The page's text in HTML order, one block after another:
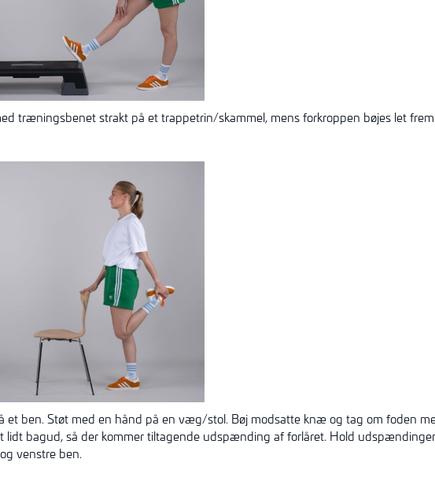
træningsbenet strakt på et trappetrin/skammel, mens forkroppen bøjes let
et ben. Støt med en hånd på en væg/stol. Bøj modsatte knæ og tag om foden
lidt bagud, så der kommer tiltagende udspænding af forlåret. Hold
venstre ben.